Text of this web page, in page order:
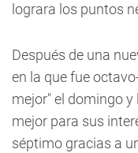
lograra los puntos
Después de una
en la que fue
mejor" el domingo
mejor para sus
séptimo gracias a